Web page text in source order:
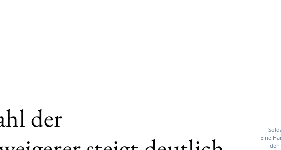
der
Eine
den